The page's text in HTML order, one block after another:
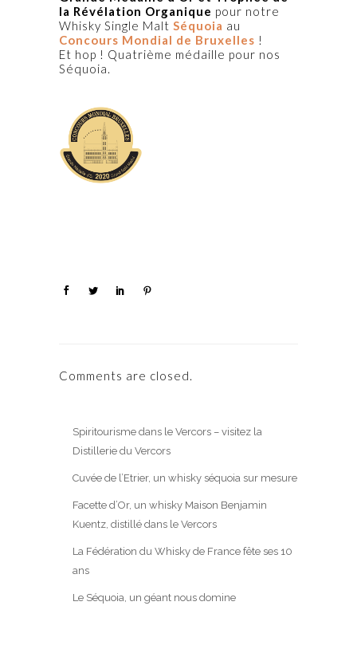
la Révélation Organique pour notre
Whisky Single Malt Séquoia au
Concours Mondial de Bruxelles !
Et hop ! Quatrième médaille pour nos
Séquoia.
Comments are closed.
Spiritourisme dans le Vercors – visitez la
Distillerie du Vercors
Cuvée de l’Etrier, un whisky séquoia sur mesure
Facette d’Or, un whisky Maison Benjamin
Kuentz, distillé dans le Vercors
La Fédération du Whisky de France fête ses 10
ans
Le Séquoia, un géant nous domine